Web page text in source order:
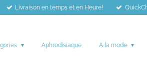
Livraison en temps et en Heure!
Aphrodisiaque A la mode